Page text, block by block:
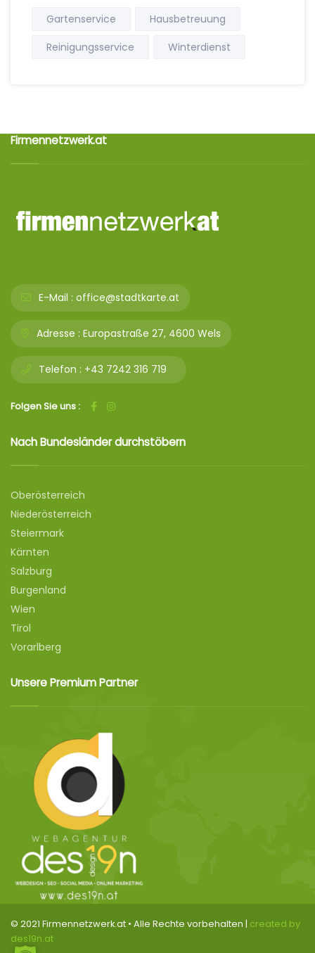
Gartenservice
Hausbetreuung
Reinigungsservice
Winterdienst
Firmennetzwerk.at
E-Mail : office@stadtkarte.at
Adresse : Europastraße 27, 4600 Wels
Telefon : +43 7242 316 719
Folgen Sie uns :
Nach Bundesländer durchstöbern
Oberösterreich
Niederösterreich
Steiermark
Kärnten
Salzburg
Burgenland
Wien
Tirol
Vorarlberg
Unsere Premium Partner
© 2021 Firmennetzwerk.at • Alle Rechte vorbehalten | created by
des19n.at